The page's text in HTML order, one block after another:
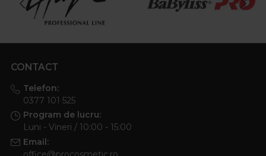
CONTACT
Telefon:
0377 101 525
Program de lucru:
Luni - Vineri / 10:00 - 15:00
Email: